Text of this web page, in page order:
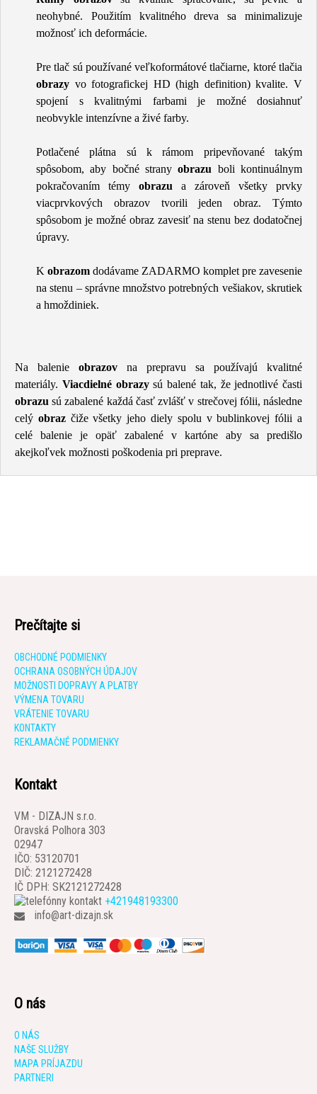
neohybné. Použitím kvalitného dreva sa minimalizuje
možnosť ich deformácie.
Pre tlač sú používané veľkoformátové tlačiarne, ktoré tlačia
obrazy vo fotografickej HD (high definition) kvalite. V
spojení s kvalitnými farbami je možné dosiahnuť
neobvykle intenzívne a živé farby.
Potlačené plátna sú k rámom pripevňované takým
spôsobom, aby bočné stranyobrazu boli kontinuálnym
pokračovaním témy obrazu a zároveň všetky prvky
viacprvkových obrazov tvorili jeden obraz. Týmto
spôsobom je možné obraz zavesiť na stenu bez dodatočnej
úpravy.
K obrazom dodávame ZADARMO komplet pre zavesenie
na stenu – správne množstvo potrebných vešiakov, skrutiek
a hmoždiniek.
Na balenie obrazov na prepravu sa používajú kvalitné
materiály. Viacdielné obrazysú balené tak, že jednotlivé časti
obrazu sú zabalené každá časť zvlášť v strečovej fólii, následne
celý obrazčiže všetky jeho diely spolu v bublinkovej fólii a
celé balenie je opäť zabalené v kartóne aby sa predišlo
akejkoľvek možnosti poškodenia pri preprave.
Prečítajte si
OBCHODNÉ PODMIENKY
OCHRANA OSOBNÝCH ÚDAJOV
MOŽNOSTI DOPRAVY A PLATBY
VÝMENA TOVARU
VRÁTENIE TOVARU
KONTAKTY
REKLAMAČNÉ PODMIENKY
Kontakt
VM - DIZAJN s.r.o.
Oravská Polhora 303
02947
IČO: 53120701
DIČ: 2121272428
IČ DPH: SK2121272428
+421948193300
info@art-dizajn.sk
O nás
O NÁS
NAŠE SLUŽBY
MAPA PRÍJAZDU
PARTNERI